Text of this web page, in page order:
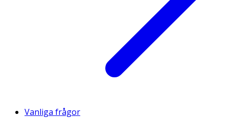
Vanliga frågor